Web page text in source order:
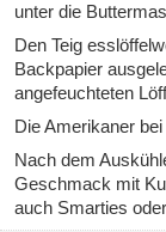
unter die
Den Teig
Backpapier
angefeuchteten
Die Amerikaner
Nach dem
Geschmack mit
auch Smarties